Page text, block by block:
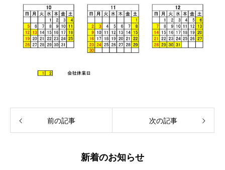
前の記事 次の記事
新着のお知らせ